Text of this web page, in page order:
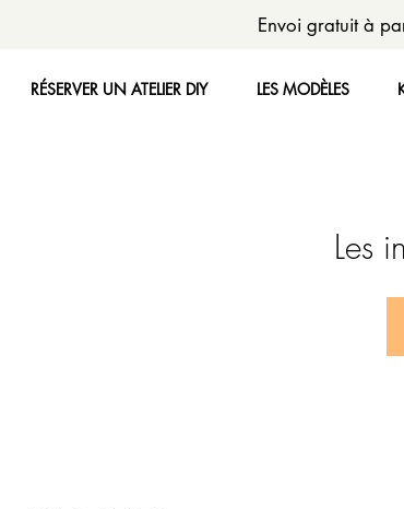
Envoi gratuit à
RÉSERVER UN ATELIER DIY LES MODÈLES
Les